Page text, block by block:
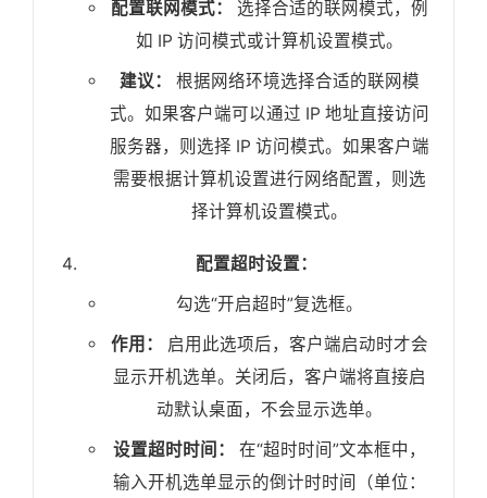
配置联网模式：
选择合适的联网模式，例
如 IP 访问模式或计算机设置模式。
建议：
根据网络环境选择合适的联网模
式。如果客户端可以通过 IP 地址直接访问
服务器，则选择 IP 访问模式。如果客户端
需要根据计算机设置进行网络配置，则选
择计算机设置模式。
配置超时设置：
勾选“开启超时”复选框。
作用：
启用此选项后，客户端启动时才会
显示开机选单。关闭后，客户端将直接启
动默认桌面，不会显示选单。
设置超时时间：
在“超时时间”文本框中，
输入开机选单显示的倒计时时间（单位：